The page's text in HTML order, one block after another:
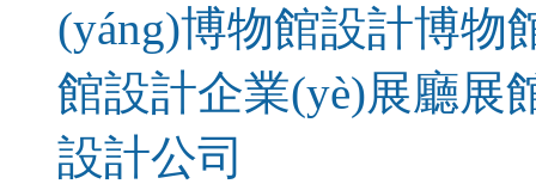
(yáng)博物館設計博物
館設計企業(yè)展廳展
設計公司